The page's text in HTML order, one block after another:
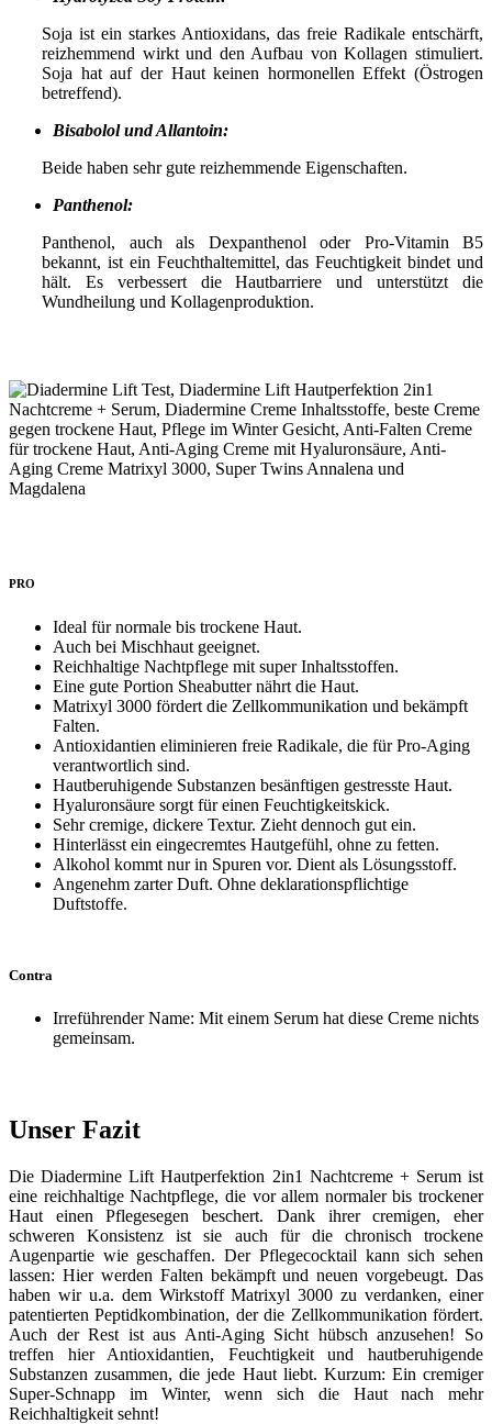
Soja ist ein starkes Antioxidans, das freie Radikale entschärft,
reizhemmend wirkt und den Aufbau von Kollagen stimuliert.
Soja hat auf der Haut keinen hormonellen Effekt (Östrogen
betreffend).
Bisabolol und Allantoin:
Beide haben sehr gute reizhemmende Eigenschaften.
Panthenol:
Panthenol, auch als Dexpanthenol oder Pro-Vitamin B5
bekannt, ist ein Feuchthaltemittel, das Feuchtigkeit bindet und
hält. Es verbessert die Hautbarriere und unterstützt die
Wundheilung und Kollagenproduktion.
PRO
Ideal für normale bis trockene Haut.
Auch bei Mischhaut geeignet.
Reichhaltige Nachtpflege mit super Inhaltsstoffen.
Eine gute Portion Sheabutter nährt die Haut.
Matrixyl 3000 fördert die Zellkommunikation und bekämpft
Falten.
Antioxidantien eliminieren freie Radikale, die für Pro-Aging
verantwortlich sind.
Hautberuhigende Substanzen besänftigen gestresste Haut.
Hyaluronsäure sorgt für einen Feuchtigkeitskick.
Sehr cremige, dickere Textur. Zieht dennoch gut ein.
Hinterlässt ein eingecremtes Hautgefühl, ohne zu fetten.
Alkohol kommt nur in Spuren vor. Dient als Lösungsstoff.
Angenehm zarter Duft. Ohne deklarationspflichtige
Duftstoffe.
Contra
Irreführender Name: Mit einem Serum hat diese Creme nichts
gemeinsam.
Unser Fazit
Die Diadermine Lift Hautperfektion 2in1 Nachtcreme + Serum ist
eine reichhaltige Nachtpflege, die vor allem normaler bis trockener
Haut einen Pflegesegen beschert. Dank ihrer cremigen, eher
schweren Konsistenz ist sie auch für die chronisch trockene
Augenpartie wie geschaffen. Der Pflegecocktail kann sich sehen
lassen: Hier werden Falten bekämpft und neuen vorgebeugt. Das
haben wir u.a. dem Wirkstoff Matrixyl 3000 zu verdanken, einer
patentierten Peptidkombination, der die Zellkommunikation fördert.
Auch der Rest ist aus Anti-Aging Sicht hübsch anzusehen! So
treffen hier Antioxidantien, Feuchtigkeit und hautberuhigende
Substanzen zusammen, die jede Haut liebt. Kurzum: Ein cremiger
Super-Schnapp im Winter, wenn sich die Haut nach mehr
Reichhaltigkeit sehnt!